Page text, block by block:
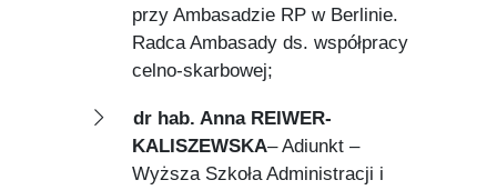
przy Ambasadzie RP w Berlinie.
Radca Ambasady ds. współpracy
celno-skarbowej;
dr hab. Anna REIWER-
KALISZEWSKA– Adiunkt –
Wyższa Szkoła Administracji i